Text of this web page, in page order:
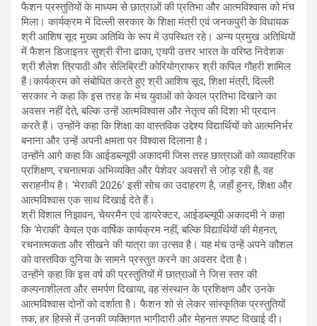
फैशन प्रस्तुतियों के माध्यम से छात्राओं की प्रतिभा और आत्मविश्वास को मंच
मिला। कार्यक्रम में दिल्ली सरकार के शिक्षा मंत्री एवं जनकपुरी के विधायक
श्री आशिष सूद मुख्य अतिथि के रूप में उपस्थित रहे। अन्य प्रमुख अतिथियों
में फैशन डिजाइनर सुश्री रीना ढाका, एचपी उत्तर भारत के वरिष्ठ निदेशक
श्री शैलेश त्रिपाठी और सेलिब्रिटी कोरियोग्राफर श्री कपिल गौहरी शामिल
हैं।कार्यक्रम को संबोधित करते हुए श्री आशिष सूद, शिक्षा मंत्री, दिल्ली
सरकार ने कहा कि इस तरह के मंच युवाओं को केवल प्रतिभा दिखाने का
अवसर नहीं देते, बल्कि उन्हें आत्मविश्वास और नेतृत्व की दिशा भी प्रदान
करते हैं। उन्होंने कहा कि शिक्षा का वास्तविक उद्देश्य विद्यार्थियों को आत्मनिर्भर
बनाना और उन्हें अपनी क्षमता पर विश्वास दिलाना है।
उन्होंने आगे कहा कि आईडब्ल्यूपी अकादमी जिस तरह छात्राओं को व्यावहारिक
प्रशिक्षण, रचनात्मक अभिव्यक्ति और पेशेवर अवसरों से जोड़ रही है, वह
सराहनीय है। ‘मेराकी 2026’ इसी सोच का उदाहरण है, जहाँ हुनर, शिक्षा और
आत्मविश्वास एक साथ दिखाई देते हैं।
श्री विशाल निझावन, चेयरमैन एवं डायरेक्टर, आईडब्ल्यूपी अकादमी ने कहा
कि ‘मेराकी’ केवल एक वार्षिक कार्यक्रम नहीं, बल्कि विद्यार्थियों की मेहनत,
रचनात्मकता और सीखने की यात्रा का उत्सव है। यह मंच उन्हें अपने कौशल
को वास्तविक दुनिया के सामने प्रस्तुत करने का अवसर देता है।
उन्होंने कहा कि इस वर्ष की प्रस्तुतियों में छात्राओं ने जिस स्तर की
कल्पनाशीलता और समर्पण दिखाया, वह संस्थान के प्रशिक्षण और उनके
आत्मविश्वास दोनों को दर्शाता है। फैशन शो से लेकर सांस्कृतिक प्रस्तुतियों
तक, हर हिस्से में उनकी व्यक्तिगत भागीदारी और मेहनत स्पष्ट दिखाई दी।